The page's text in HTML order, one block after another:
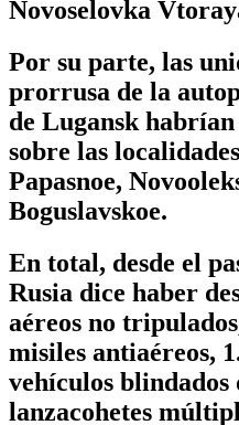
Novoselovka
Por su parte, las
prorrusa de la
de Lugansk
sobre las
Papasnoe,
Boguslavskoe.
En total, desde el
Rusia dice haber
aéreos no
misiles antiaéreos,
vehículos blindados
lanzacohetes